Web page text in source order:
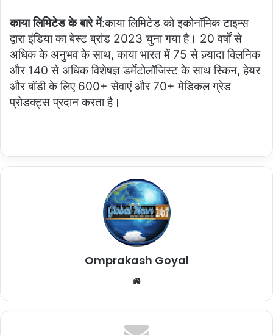
काया लिमिटेड के बारे में:काया लिमिटेड को इकोनॉमिक टाइम्स
द्वारा इंडिया का बेस्ट ब्रांड 2023 चुना गया है। 20 वर्षों से
अधिक के अनुभव के साथ, काया भारत में 75 से ज़्यादा क्लिनिक
और 140 से अधिक विशेषज्ञ डर्मेटोलॉजिस्ट के साथ स्किन, हेयर
और बॉडी के लिए 600+ सेवाएं और 70+ मेडिकल ग्रेड
प्रोडक्ट्स प्रदान करता है।
Omprakash Goyal
Website